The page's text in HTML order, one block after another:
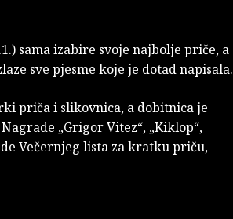
sama izabire svoje najbolje priče, a
sve pjesme koje je dotad napisala.
priča i slikovnica, a dobitnica je
„Grigor Vitez“, „Kiklop“,
Večernjeg lista za kratku priču,